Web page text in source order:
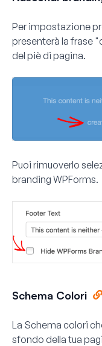
Per impostazione
presenterà la frase
del piè di pagina.
Puoi rimuoverlo
branding WPForms.
Schema Colori
La Schema colori
sfondo della tua